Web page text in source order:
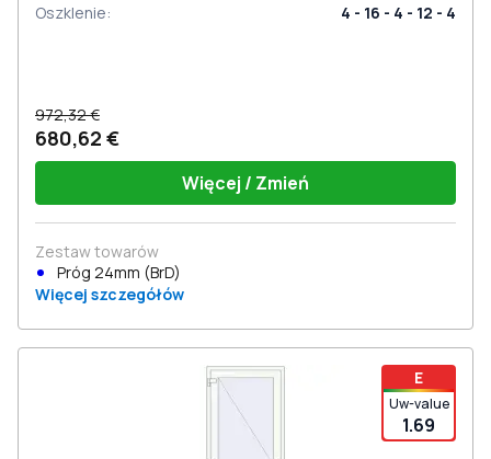
Oszklenie: 4 - 16 - 4 - 12 - 4
972,32 €
680,62 €
Więcej / Zmień
Zestaw towarów
Próg 24mm (BrD)
Więcej szczegółów
E
Uw-value
1.69